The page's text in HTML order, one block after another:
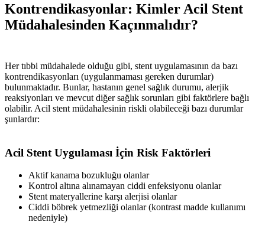
Kontrendikasyonlar: Kimler Acil Stent
Müdahalesinden Kaçınmalıdır?
Her tıbbi müdahalede olduğu gibi, stent uygulamasının da bazı
kontrendikasyonları (uygulanmaması gereken durumlar)
bulunmaktadır. Bunlar, hastanın genel sağlık durumu, alerjik
reaksiyonları ve mevcut diğer sağlık sorunları gibi faktörlere bağlı
olabilir. Acil stent müdahalesinin riskli olabileceği bazı durumlar
şunlardır:
Acil Stent Uygulaması İçin Risk Faktörleri
Aktif kanama bozukluğu olanlar
Kontrol altına alınamayan ciddi enfeksiyonu olanlar
Stent materyallerine karşı alerjisi olanlar
Ciddi böbrek yetmezliği olanlar (kontrast madde kullanımı
nedeniyle)